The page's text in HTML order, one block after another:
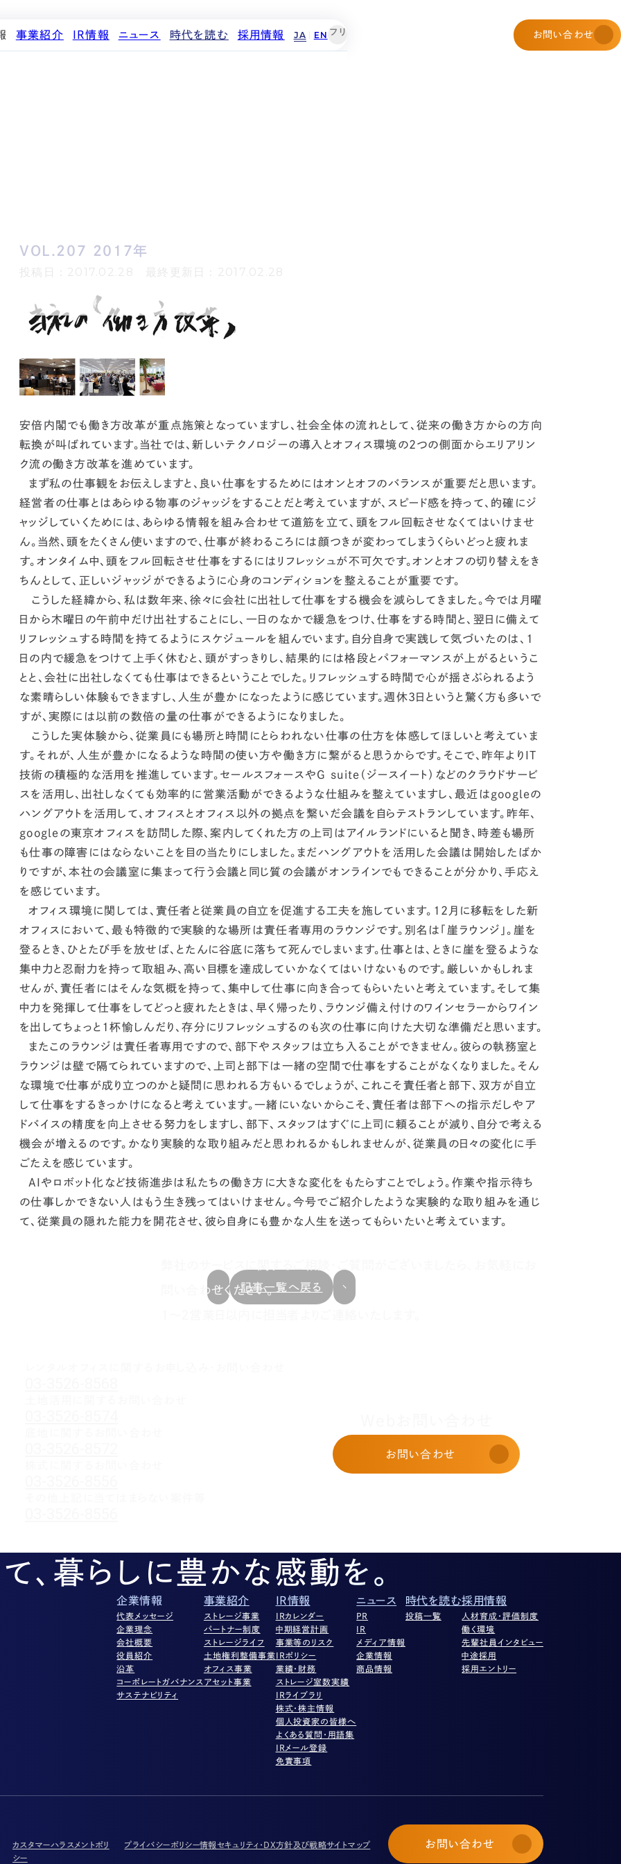
事業紹介 IR情報
よくある質問・用語集
IRメール登録
ニュース 時代を読む 採用情報 JA EN お問い合わせ
VOL.207 2017年
投稿日：2017.02.28 最終更新日：2017.02.28
安倍内閣でも働き方改革が重点施策となっていますし、社会全体の流れとして、従来の働き方からの方向
転換が叫ばれています。当社では、新しいテクノロジーの導入とオフィス環境の2つの側面からエリアリン
ク流の働き方改革を進めています。
まず私の仕事観をお伝えしますと、 良い仕事をするためにはオンとオフのバランスが重要だと思います。
経営者の仕事とはあらゆる物事のジャッジをすることだと考えていますが、スピード感を持って、的確にジ
ャッジしていくためには、あらゆる情報を組み合わせて道筋を立て、頭をフル回転させなくてはいけませ
ん。当然、頭をたくさん使いますので、仕事が終わるころには顔つきが変わってしまうくらいどっと疲れま
す。オンタイム中、頭をフル回転させ仕事をするにはリフレッシュが不可欠です。オンとオフの切り替えをき
ちんとして、正しいジャッジができるように心身のコンディションを整えることが重要です。
こうした経緯から、私は数年来、徐々に会社に出社して仕事をする機会を減らしてきました。今では月曜
日から木曜日の午前中だけ出社することにし、 一日のなかで緩急をつけ、仕事をする時間と、翌日に備えて
リフレッシュする時間を持てるようにスケジュールを組んでいます。 自分自身で実践して気づいたのは、1
日の内で緩急をつけて上手く休むと、頭がすっきりし、結果的には格段とパフォーマンスが上がるというこ
とと、会社に出社しなくても仕事はできるということでした。リフレッシュする時間で心が揺さぶられるよう
な素晴らしい体験もできますし、 人生が豊かになったように感じています。週休3日というと驚く方も多いで
すが、実際には 以前の数倍の量の仕事ができるようになりました。
こうした実体験から、従業員にも場所と時間にとらわれない仕事の仕方を体感してほしいと考えていま
す。それが、人生が豊かになるような時間の使い方や働き方に繋がると思うからです。そこで、昨年より IT
技術の積極的な活用を推進しています。 セールスフォースやG suite（ジースイート）などのクラウドサービ
スを活用し、出社しなくても効率的に営業活動ができるような仕組みを整えていますし、最近はgoogleの
ハングアウトを活用して、オフィスとオフィス以外の拠点を繋いだ会議を自らテストランしています。昨年、
googleの東京オフィスを訪問した際、案内してくれた方の上司はアイルランドにいると聞き、時差も場所
も仕事の障害にはならないことを目の当たりにしました。まだハングアウトを活用した会議は開始したばか
りですが、本社の会議室に集まって行う会議と同じ質の会議がオンラインでもできることが分かり、手応え
を感じています。
オフィス環境に関しては、責任者と従業員の自立を促進する工夫を施しています。 12月に移転をした新
オフィスにおいて、最も特徴的で実験的な場所は責任者専用のラウンジです。別名は「崖ラウンジ」。崖を
登るとき、ひとたび手を放せば、とたんに谷底に落ちて死んでしまいます。仕事とは、ときに崖を登るような
集中力と忍耐力を持って取組み、高い目標を達成していかなくてはいけないものです。 厳しいかもしれま
せんが、責任者にはそんな気概を持って、集中して仕事に向き合ってもらいたいと考えています。そして集
中力を発揮して仕事をしてどっと疲れたときは、早く帰ったり、ラウンジ備え付けのワインセラーからワイン
を出してちょっと1杯愉しんだり、存分にリフレッシュするのも次の仕事に向けた大切な準備だと思います。
またこのラウンジは責任者専用ですので、部下やスタッフは立ち入ることができません。彼らの執務室と
ラウンジは壁で隔てられていますので、
上司と部下は一緒の空間で仕事をすることがなくなりました。 そん
な環境で仕事が成り立つのかと疑問に思われる方もいるでしょうが、これこそ責任者と部下、双方が自立
して仕事をするきっかけになると考えています。一緒にいないからこそ、責任者は部下への指示だしやア
ドバイスの精度を向上させる努力をしますし、部下、スタッフはすぐに上司に頼ることが減り、自分で考える
機会が増えるのです。 かなり実験的な取り組みだと思われるかもしれませんが、従業員の日々の変化に手
ごたえを感じています。
AIやロボット化など技術進歩は私たちの働き方に大きな変化をもたらすことでしょう。作業や指示待ち
の仕事しかできない人はもう生き残ってはいけません。今号でご紹介したような実験的な取り組みを通じ
て、 従業員の隠れた能力を開花させ、彼ら自身にも豊かな人生を送ってもらいたいと考えています。
記事一覧へ戻る
問い合わせください。
お問い合わせ
、暮らしに豊かな感動を。
企業情報
代表メッセージ
企業理念
会社概要
役員紹介
沿革
コーポレートガバナンス
サステナビリティ
事業紹介
ストレージ事業
パートナー制度
ストレージライフ
土地権利整備事業
オフィス事業
アセット事業
IR情報
IRカレンダー
中期経営計画
事業等のリスク
IRポリシー
業績・財務
ストレージ室数実績
IRライブラリ
株式・株主情報
個人投資家の皆様へ
よくある質問・用語集
IRメール登録
免責事項
ニュース
PR
IR
メディア情報
企業情報
商品情報
時代を読む
投稿一覧
採用情報
人材育成・評価制度
働く環境
先輩社員インタビュー
中途採用
採用エントリー
カスタマーハラスメントポリ
シー
プライバシーポリシー情報セキュリティ・DX方針及び戦略サイトマップ お問い合わせ